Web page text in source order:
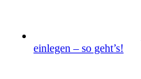
einlegen – so geht’s!